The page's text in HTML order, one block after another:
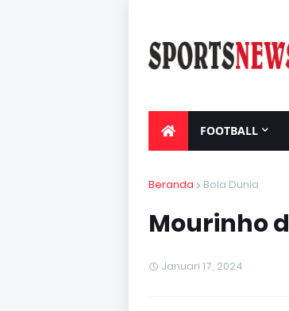
FOOTBALL
Beranda
Bola Dunia
Mourinho
Januari 17, 2024